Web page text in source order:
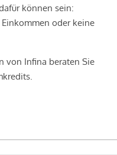
können sein:
oder keine
von Infina beraten Sie